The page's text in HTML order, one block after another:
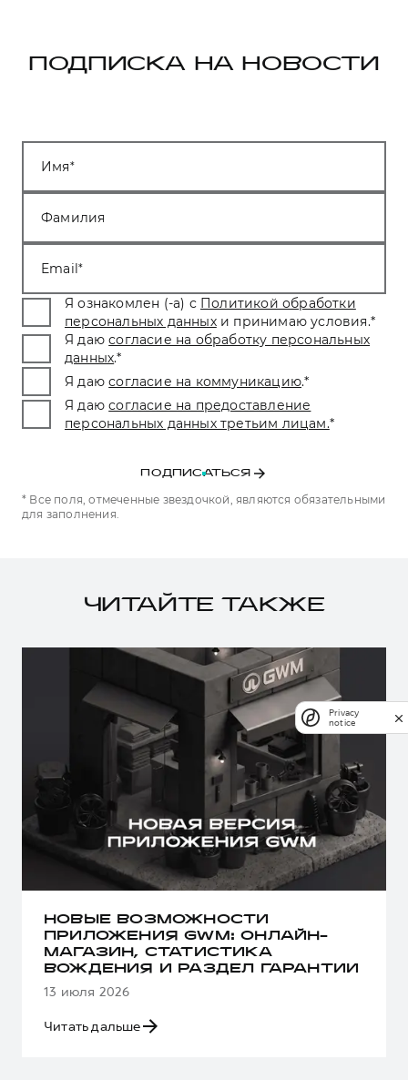
ПОДПИСКА НА НОВОСТИ
Имя
Фамилия
Email
Я ознакомлен (-а) с Политикой обработки
персональных данных и принимаю условия.*
Я даю согласие на обработку персональных
данных.*
Я даю согласие на коммуникацию.*
Я даю согласие на предоставление
персональных данных третьим лицам.*
ПОДПИСАТЬСЯ
* Все поля, отмеченные звездочкой, являются обязательными
для заполнения.
ЧИТАЙТЕ ТАКЖЕ
НОВЫЕ ВОЗМОЖНОСТИ
ПРИЛОЖЕНИЯ GWM: ОНЛАЙН-
МАГАЗИН, СТАТИСТИКА
ВОЖДЕНИЯ И РАЗДЕЛ ГАРАНТИИ
13 июля 2026
Читать дальше
Privacy
notice